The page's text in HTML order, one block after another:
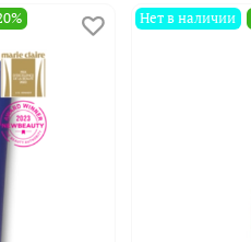
Нет в наличии